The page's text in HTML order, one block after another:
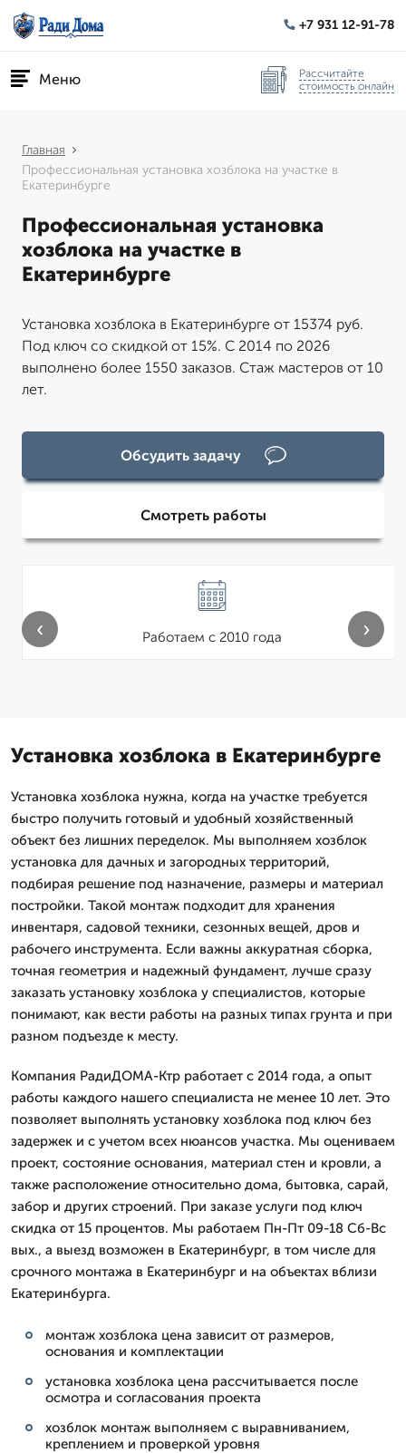
+7 931 12-91-78
Меню
Рассчитайте
стоимость онлайн
Главная
Профессиональная установка хозблока на участке в
Екатеринбурге
Профессиональная установка
хозблока на участке в
Екатеринбурге
Установка хозблока в Екатеринбурге от 15374 руб.
Под ключ со скидкой от 15%. С 2014 по 2026
выполнено более 1550 заказов. Стаж мастеров от 10
лет.
Обсудить задачу
Смотреть работы
Работаем с 2010 года
‹ ›
Установка хозблока в Екатеринбурге
Установка хозблока нужна, когда на участке требуется
быстро получить готовый и удобный хозяйственный
объект без лишних переделок. Мы выполняем хозблок
установка для дачных и загородных территорий,
подбирая решение под назначение, размеры и материал
постройки. Такой монтаж подходит для хранения
инвентаря, садовой техники, сезонных вещей, дров и
рабочего инструмента. Если важны аккуратная сборка,
точная геометрия и надежный фундамент, лучше сразу
заказать установку хозблока у специалистов, которые
понимают, как вести работы на разных типах грунта и при
разном подъезде к месту.
Компания РадиДОМА-Ктр работает с 2014 года, а опыт
работы каждого нашего специалиста не менее 10 лет. Это
позволяет выполнять установку хозблока под ключ без
задержек и с учетом всех нюансов участка. Мы оцениваем
проект, состояние основания, материал стен и кровли, а
также расположение относительно дома, бытовка, сарай,
забор и других строений. При заказе услуги под ключ
скидка от 15 процентов. Мы работаем Пн-Пт 09-18 Сб-Вс
вых., а выезд возможен в Екатеринбург, в том числе для
срочного монтажа в Екатеринбург и на объектах вблизи
Екатеринбурга.
монтаж хозблока цена зависит от размеров,
основания и комплектации
установка хозблока цена рассчитывается после
осмотра и согласования проекта
хозблок монтаж выполняем с выравниванием,
креплением и проверкой уровня